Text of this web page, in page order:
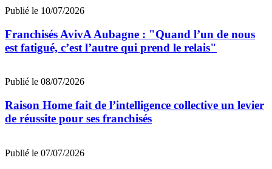
Publié le 10/07/2026
Franchisés AvivA Aubagne : "Quand l’un de nous
est fatigué, c’est l’autre qui prend le relais"
Publié le 08/07/2026
Raison Home fait de l’intelligence collective un levier
de réussite pour ses franchisés
Publié le 07/07/2026